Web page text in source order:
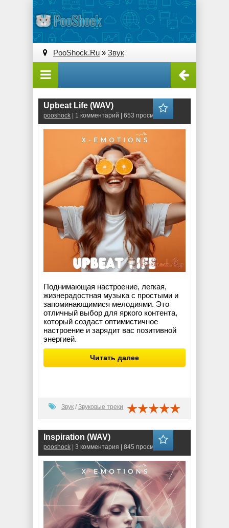
PooShock.Ru » Звук
Upbeat Life (WAV)
pooshock | 1 комментарий | 653 просмотров
Поднимающая настроение, легкая,
жизнерадостная музыка с простыми и
запоминающимися мелодиями. Это
отличный выбор для яркого контента,
который создаст оптимистичное
настроение и зарядит вас позитивной
энергией.
Читать далее
Звук / Звуковые треки
Inspiration (WAV)
pooshock | 3 комментария | 845 просмотров